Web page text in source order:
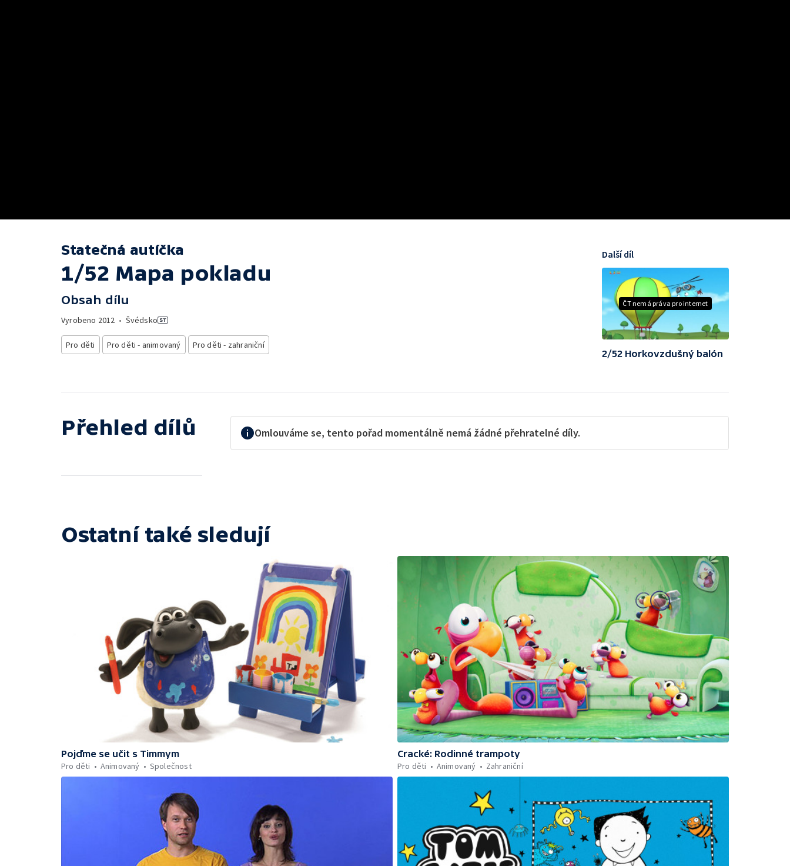
Statečná autíčka
1/52 Mapa pokladu
Obsah dílu
Vyrobeno 2012 • Švédsko
Pro děti Pro děti - animovaný Pro děti - zahraniční
ČT nemá práva pro internet
Další díl
2/52 Horkovzdušný balón
Přehled dílů Omlouváme se, tento pořad momentálně nemá žádné přehratelné díly.
Ostatní také sledují
Pojďme se učit s Timmym
Pro děti
Animovaný Společnost
Cracké: Rodinné trampoty
Pro děti
Animovaný Zahraniční